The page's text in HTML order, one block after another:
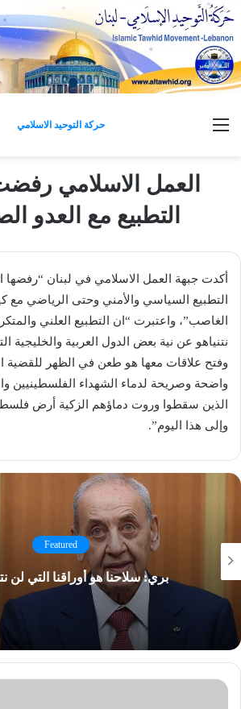
حركة التوحيد الاسلامي
العمل الاسلامي
التطبيع مع العدو
أكدت جبهة العمل الاسلامي في لبنان “رفضها
التطبيع السياسي والأمني وحتى الرياضي مع
الغاصب”، واعتبرت “ان التطبيع العلني
نتنياهو عن نية بعض الدول العربية والخليجية
وفتح علاقات معها هو طعن في الظهر للقضية
واضحة وصريحة لدماء الشهداء الفلسطينيين
الذين سقطوا وروت دماؤهم الزكية أرض فلسطين
وإلى هذا اليوم”.
Featured
بري: سلاحنا هو أوراقنا التي لن